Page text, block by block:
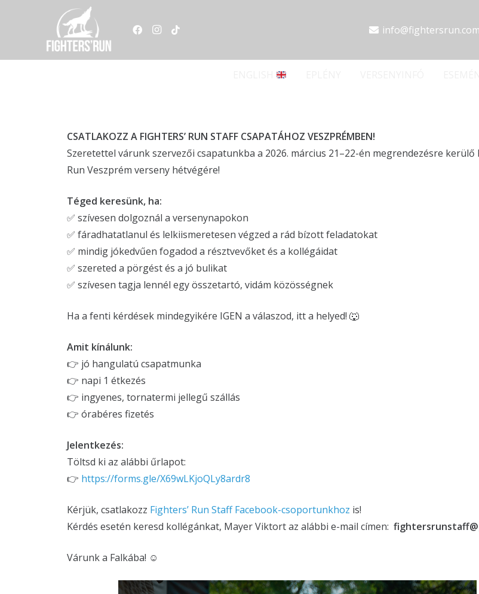
info@fightersrun.com
CSATLAKOZZ A FIGHTERS’ RUN STAFF CSAPATÁHOZ VESZPRÉMBEN!
Szeretettel várunk szervezői csapatunkba a 2026. március 21–22-én megrendezésre kerülő
Run Veszprém verseny hétvégére!
Téged keresünk, ha:
✅ szívesen dolgoznál a versenynapokon
✅ fáradhatatlanul és lelkiismeretesen végzed a rád bízott feladatokat
✅ mindig jókedvűen fogadod a résztvevőket és a kollégáidat
✅ szereted a pörgést és a jó bulikat
✅ szívesen tagja lennél egy összetartó, vidám közösségnek
Ha a fenti kérdések mindegyikére IGEN a válaszod, itt a helyed! 🐺
Amit kínálunk:
👉 jó hangulatú csapatmunka
👉 napi 1 étkezés
👉 ingyenes, tornatermi jellegű szállás
👉 órabéres fizetés
Jelentkezés:
Töltsd ki az alábbi űrlapot:
👉 https://forms.gle/X69wLKjoQLy8ardr8
Kérjük, csatlakozz Fighters’ Run Staff Facebook-csoportunkhoz is!
Kérdés esetén keresd kollégánkat, Mayer Viktort az alábbi e-mail címen:
Várunk a Falkába! ☺️